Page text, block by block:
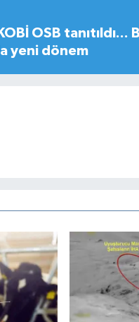
OSB tanıtıldı...
yeni dönem